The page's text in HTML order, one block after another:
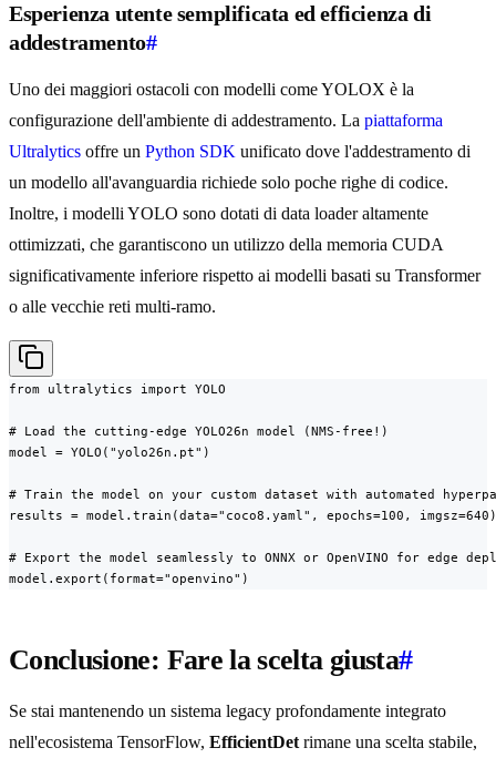
Esperienza utente semplificata ed efficienza di
addestramento#
Uno dei maggiori ostacoli con modelli come YOLOX è la
configurazione dell'ambiente di addestramento. La piattaforma
Ultralytics offre un Python SDK unificato dove l'addestramento di
un modello all'avanguardia richiede solo poche righe di codice.
Inoltre, i modelli YOLO sono dotati di data loader altamente
ottimizzati, che garantiscono un utilizzo della memoria CUDA
significativamente inferiore rispetto ai modelli basati su Transformer
o alle vecchie reti multi-ramo.
from ultralytics import YOLO
# Load the cutting-edge YOLO26n model (NMS-free!)
model = YOLO("yolo26n.pt")
# Train the model on your custom dataset with automated
results = model.train(data="coco8.yaml", epochs=100, imgsz=640)
# Export the model seamlessly to ONNX or OpenVINO for edge
model.export(format="openvino")
Conclusione: Fare la scelta giusta#
Se stai mantenendo un sistema legacy profondamente integrato
nell'ecosistema TensorFlow, EfficientDet rimane una scelta stabile,